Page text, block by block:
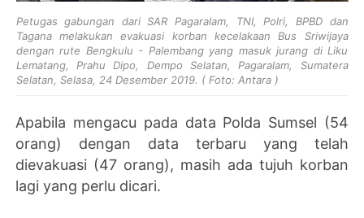
Petugas gabungan dari SAR Pagaralam, TNI, Polri, BPBD dan
Tagana melakukan evakuasi korban kecelakaan Bus Sriwijaya
dengan rute Bengkulu - Palembang yang masuk jurang di Liku
Lematang, Prahu Dipo, Dempo Selatan, Pagaralam, Sumatera
Selatan, Selasa, 24 Desember 2019. ( Foto: Antara )
Apabila mengacu pada data Polda Sumsel (54
orang) dengan data terbaru yang telah
dievakuasi (47 orang), masih ada tujuh korban
lagi yang perlu dicari.